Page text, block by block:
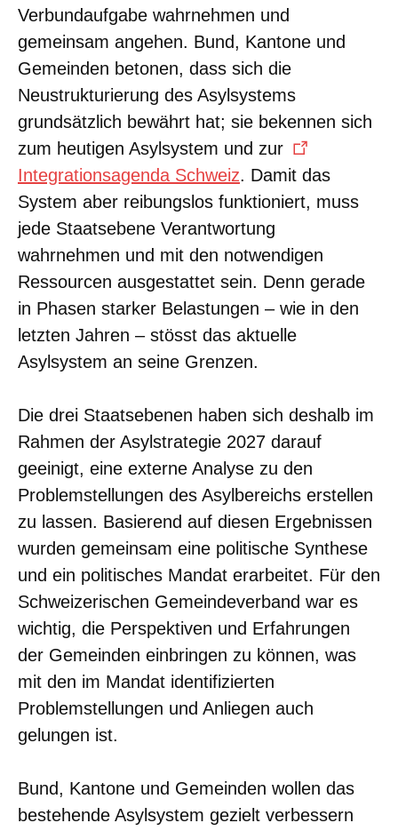
Verbundaufgabe wahrnehmen und
gemeinsam angehen. Bund, Kantone und
Gemeinden betonen, dass sich die
Neustrukturierung des Asylsystems
grundsätzlich bewährt hat; sie bekennen sich
zum heutigen Asylsystem und zur
Integrationsagenda Schweiz. Damit das
System aber reibungslos funktioniert, muss
jede Staatsebene Verantwortung
wahrnehmen und mit den notwendigen
Ressourcen ausgestattet sein. Denn gerade
in Phasen starker Belastungen – wie in den
letzten Jahren – stösst das aktuelle
Asylsystem an seine Grenzen.
Die drei Staatsebenen haben sich deshalb im
Rahmen der Asylstrategie 2027 darauf
geeinigt, eine externe Analyse zu den
Problemstellungen des Asylbereichs erstellen
zu lassen. Basierend auf diesen Ergebnissen
wurden gemeinsam eine politische Synthese
und ein politisches Mandat erarbeitet. Für den
Schweizerischen Gemeindeverband war es
wichtig, die Perspektiven und Erfahrungen
der Gemeinden einbringen zu können, was
mit den im Mandat identifizierten
Problemstellungen und Anliegen auch
gelungen ist.
Bund, Kantone und Gemeinden wollen das
bestehende Asylsystem gezielt verbessern